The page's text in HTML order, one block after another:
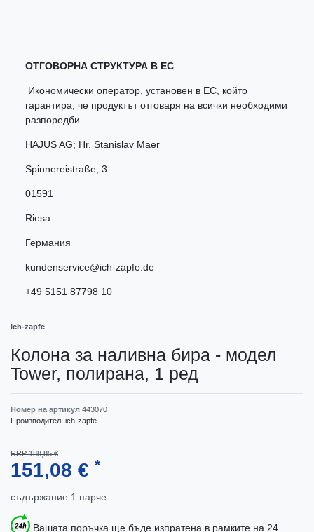
ОТГОВОРНА СТРУКТУРА В ЕС
Икономически оператор, установен в ЕС, който
гарантира, че продуктът отговаря на всички необходими
разпоредби.
HAJUS AG; Hr. Stanislav Maer
Spinnereistraße 3
01591
Riesa
Германия
kundenservice@ich-zapfe.de
+49 5151 87798 10
Ich-zapfe
Колона за наливна бира - модел
Tower, полирана, 1 ред
Номер на артикул 443070
Производител: ich-zapfe
RRP 188,85 €
151,08 € *
съдържание 1 парче
Вашата поръчка ще бъде изпратена в рамките на 24